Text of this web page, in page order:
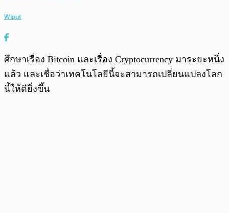
Wiput
ศึกษาเรื่อง Bitcoin และเรื่อง Cryptocurrency มาระยะหนึ่ง
แล้ว และเชื่อว่าเทคโนโลยีนี้จะสามารถเปลี่ยนแปลงโลก
นี้ให้ดียิ่งขึ้น